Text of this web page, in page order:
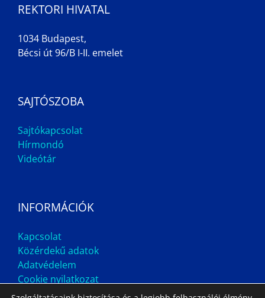
REKTORI HIVATAL
1034 Budapest,
Bécsi út 96/B I-II. emelet
SAJTÓSZOBA
Sajtókapcsolat
Hírmondó
Videótár
INFORMÁCIÓK
Kapcsolat
Közérdekű adatok
Adatvédelem
Cookie nyilatkozat